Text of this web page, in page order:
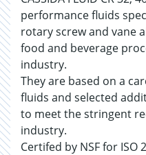
performance fluids
rotary screw and vane
food and beverage
industry.
They are based on a
fluids and selected
to meet the stringent
industry.
Certifed by NSF for